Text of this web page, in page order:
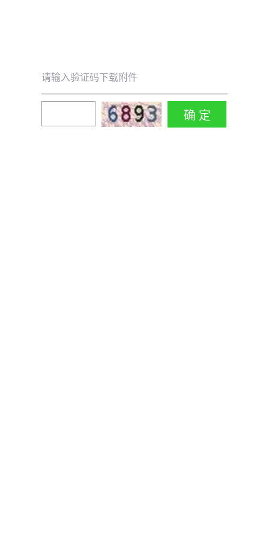
请输入验证码下载附件